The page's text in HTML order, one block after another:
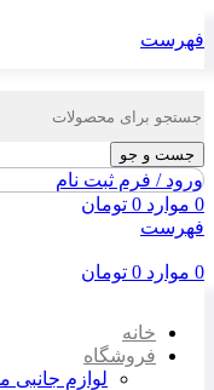
فهرست
جست و جو
ورود / فرم ثبت نام
0 موارد 0 تومان
فهرست
0 موارد 0 تومان
خانه
فروشگاه
لوازم جانبی